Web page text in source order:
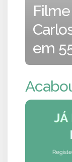
em